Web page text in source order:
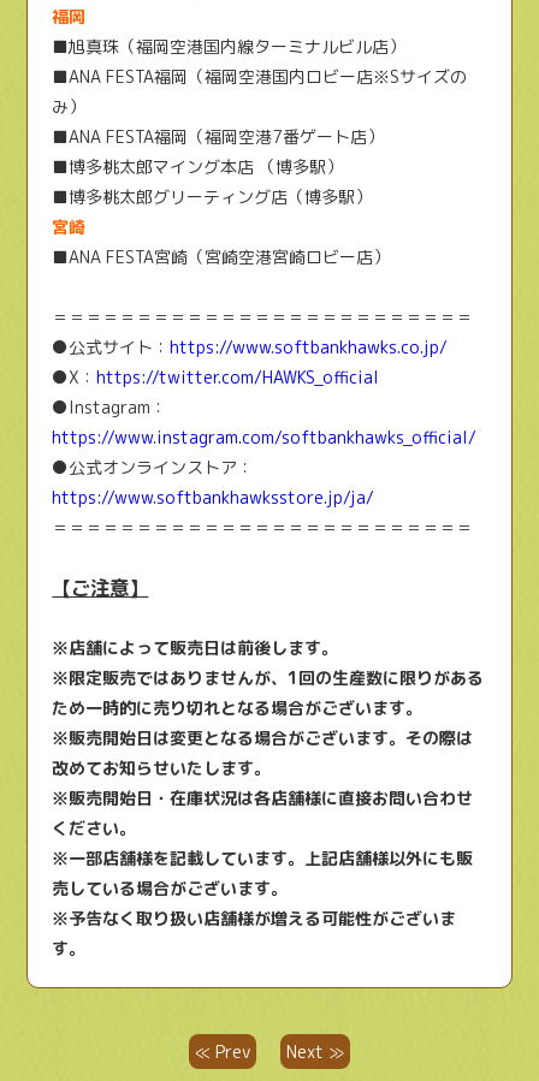
福岡
■旭真珠（福岡空港国内線ターミナルビル店）
■ANA FESTA福岡（福岡空港国内ロビー店※Sサイズの
み）
■ANA FESTA福岡（福岡空港7番ゲート店）
■博多桃太郎マイング本店 （博多駅）
■博多桃太郎グリーティング店（博多駅）
宮崎
■ANA FESTA宮崎（宮崎空港宮崎ロビー店）
＝＝＝＝＝＝＝＝＝＝＝＝＝＝＝＝＝＝＝＝＝＝＝＝＝
●公式サイト：https://www.softbankhawks.co.jp/
●X：https://twitter.com/HAWKS_official
●Instagram：
https://www.instagram.com/softbankhawks_official/
●公式オンラインストア：
https://www.softbankhawksstore.jp/ja/
＝＝＝＝＝＝＝＝＝＝＝＝＝＝＝＝＝＝＝＝＝＝＝＝＝
【ご注意】
※店舗によって販売日は前後します。
※限定販売ではありませんが、1回の生産数に限りがある
ため一時的に売り切れとなる場合がございます。
※販売開始日は変更となる場合がございます。その際は
改めてお知らせいたします。
※販売開始日・在庫状況は各店舗様に直接お問い合わせ
ください。
※一部店舗様を記載しています。上記店舗様以外にも販
売している場合がございます。
※予告なく取り扱い店舗様が増える可能性がございま
す。
≪ Prev Next ≫